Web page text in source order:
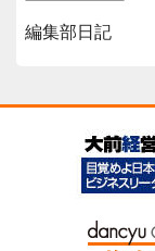
編集部日記